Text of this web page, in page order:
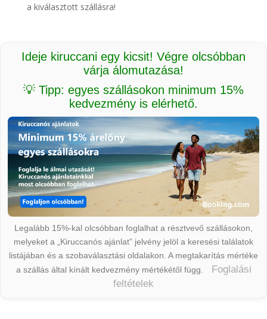
a kiválasztott szállásra!
Ideje kiruccani egy kicsit! Végre olcsóbban
várja álomutazása!
💡 Tipp: egyes szállásokon minimum 15%
kedvezmény is elérhető.
Legalább 15%-kal olcsóbban foglalhat a résztvevő szállásokon,
melyeket a „Kiruccanós ajánlat” jelvény jelöl a keresési találatok
listájában és a szobaválasztási oldalakon. A megtakarítás mértéke
a szállás által kínált kedvezmény mértékétől függ.
Foglalási
feltételek